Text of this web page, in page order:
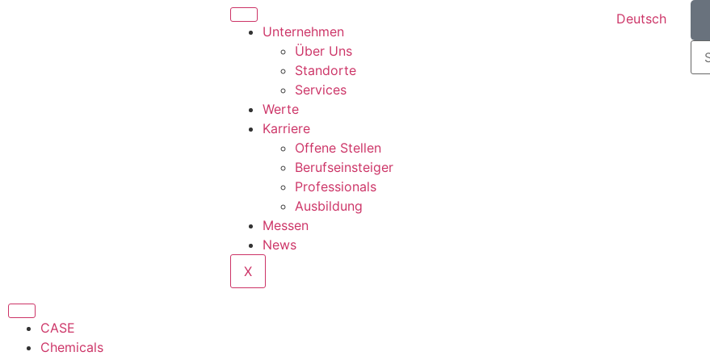
Unternehmen
Über Uns
Standorte
Services
Werte
Karriere
Offene Stellen
Berufseinsteiger
Professionals
Ausbildung
Messen
News
X
Deutsch
CASE
Chemicals